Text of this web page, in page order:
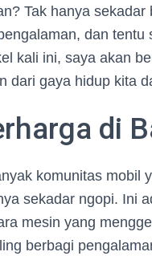
Tak hanya
dan
kali ini, saya akan
dari gaya hidup kita
di
komunitas mobil
sekadar ngopi. Ini
mesin yang
berbagi